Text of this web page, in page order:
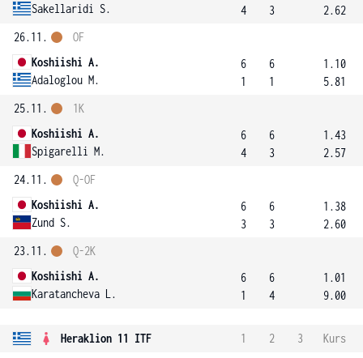
Sakellaridi S.
4
3
2.62
26.11.
Koshiishi A.
Adaloglou M.
OF
6
1
6
1
1.10
5.81
25.11.
Koshiishi A.
Spigarelli M.
1K
6
4
6
3
1.43
2.57
24.11.
Koshiishi A.
Zund S.
Q-OF
6
3
6
3
1.38
2.60
23.11.
Koshiishi A.
Karatancheva L.
Q-2K
6
1
6
4
1.01
9.00
Heraklion 11 ITF 1 2 3
Kurs